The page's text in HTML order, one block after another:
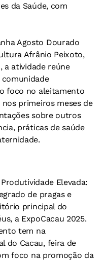
da Saúde, com
Agosto Dourado
Afrânio Peixoto,
a atividade reúne
comunidade
foco no aleitamento
primeiros meses de
sobre outros
práticas de saúde
Elevada:
de pragas e
principal do
a ExpoCacau 2025.
tem na
do Cacau, feira de
foco na promoção da